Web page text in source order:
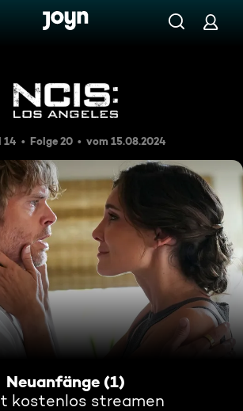
Neuanfänge (1)
14 Folge 20 vom 15.08.2024
Neuanfänge (1)
kostenlos streamen